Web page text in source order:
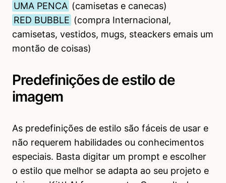
UMA PENCA (camisetas e canecas)
RED BUBBLE (compra Internacional,
camisetas, vestidos, mugs, steackers emais um
montão de coisas)
Predefinições de estilo de
imagem
As predefinições de estilo são fáceis de usar e
não requerem habilidades ou conhecimentos
especiais. Basta digitar um prompt e escolher
o estilo que melhor se adapta ao seu projeto e